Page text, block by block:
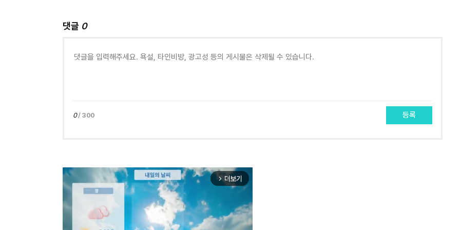
댓글 0
0/ 300 등록
arrow_forward_ios 더보기